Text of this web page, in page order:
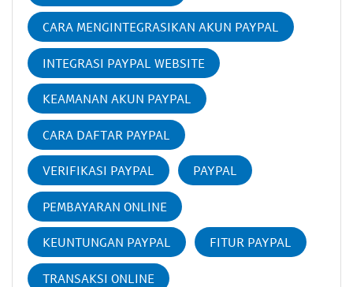
CARA MENGINTEGRASIKAN AKUN PAYPAL
INTEGRASI PAYPAL WEBSITE
KEAMANAN AKUN PAYPAL
CARA DAFTAR PAYPAL
VERIFIKASI PAYPAL PAYPAL
PEMBAYARAN ONLINE
KEUNTUNGAN PAYPAL FITUR PAYPAL
TRANSAKSI ONLINE